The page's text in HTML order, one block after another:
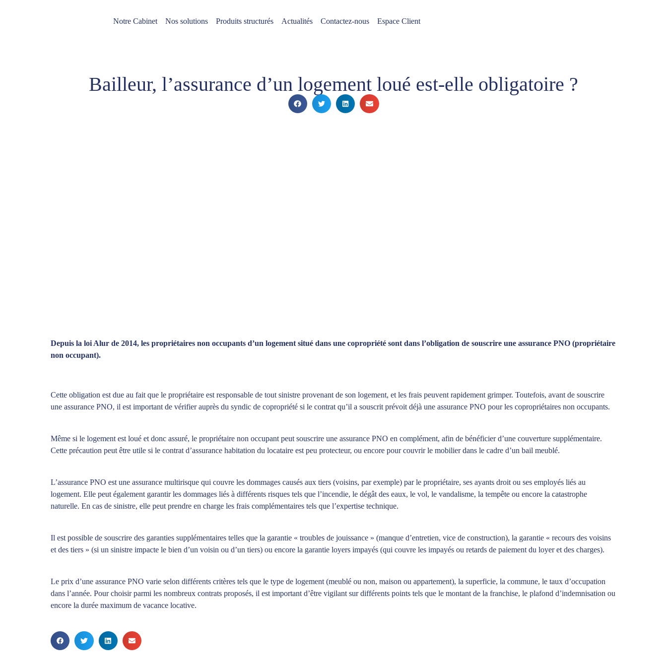
Notre Cabinet Nos solutions Produits structurés Actualités Contactez-nous Espace Client
Bailleur, l’assurance d’un logement loué est-elle obligatoire ?
Depuis la loi Alur de 2014, les propriétaires non occupants d’un logement situé dans une copropriété sont dans l’obligation de souscrire une assurance PNO (propriétaire
non occupant).
Cette obligation est due au fait que le propriétaire est responsable de tout sinistre provenant de son logement, et les frais peuvent rapidement grimper. Toutefois, avant de souscrire
une assurance PNO, il est important de vérifier auprès du syndic de copropriété si le contrat qu’il a souscrit prévoit déjà une assurance PNO pour les copropriétaires non occupants.
Même si le logement est loué et donc assuré, le propriétaire non occupant peut souscrire une assurance PNO en complément, afin de bénéficier d’une couverture supplémentaire.
Cette précaution peut être utile si le contrat d’assurance habitation du locataire est peu protecteur, ou encore pour couvrir le mobilier dans le cadre d’un bail meublé.
L’assurance PNO est une assurance multirisque qui couvre les dommages causés aux tiers (voisins, par exemple) par le propriétaire, ses ayants droit ou ses employés liés au
logement. Elle peut également garantir les dommages liés à différents risques tels que l’incendie, le dégât des eaux, le vol, le vandalisme, la tempête ou encore la catastrophe
naturelle. En cas de sinistre, elle peut prendre en charge les frais complémentaires tels que l’expertise technique.
Il est possible de souscrire des garanties supplémentaires telles que la garantie « troubles de jouissance » (manque d’entretien, vice de construction), la garantie « recours des voisins
et des tiers » (si un sinistre impacte le bien d’un voisin ou d’un tiers) ou encore la garantie loyers impayés (qui couvre les impayés ou retards de paiement du loyer et des charges).
Le prix d’une assurance PNO varie selon différents critères tels que le type de logement (meublé ou non, maison ou appartement), la superficie, la commune, le taux d’occupation
dans l’année. Pour choisir parmi les nombreux contrats proposés, il est important d’être vigilant sur différents points tels que le montant de la franchise, le plafond d’indemnisation ou
encore la durée maximum de vacance locative.